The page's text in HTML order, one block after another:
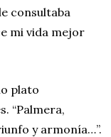
consultaba
mi vida mejor
plato
“Palmera,
y armonía…”.